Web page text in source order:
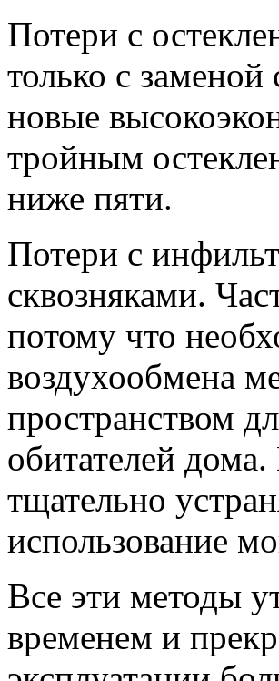
Потери с
только с
новые
тройным
ниже пяти.
Потери с
сквозняками.
потому что
воздухообмена
пространством
обитателей
тщательно
использование
Все эти методы
временем и